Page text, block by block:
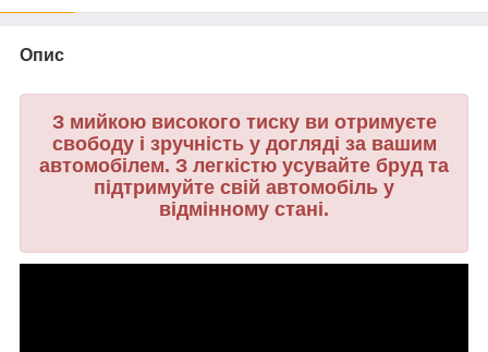
Опис
З мийкою високого тиску ви отримуєте
свободу і зручність у догляді за вашим
автомобілем. З легкістю усувайте бруд та
підтримуйте свій автомобіль у
відмінному стані.